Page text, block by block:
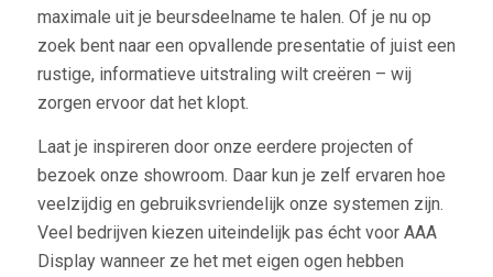
maximale uit je beursdeelname te halen. Of je nu op
zoek bent naar een opvallende presentatie of juist een
rustige, informatieve uitstraling wilt creëren – wij
zorgen ervoor dat het klopt.
Laat je inspireren door onze eerdere projecten of
bezoek onze showroom. Daar kun je zelf ervaren hoe
veelzijdig en gebruiksvriendelijk onze systemen zijn.
Veel bedrijven kiezen uiteindelijk pas écht voor AAA
Display wanneer ze het met eigen ogen hebben